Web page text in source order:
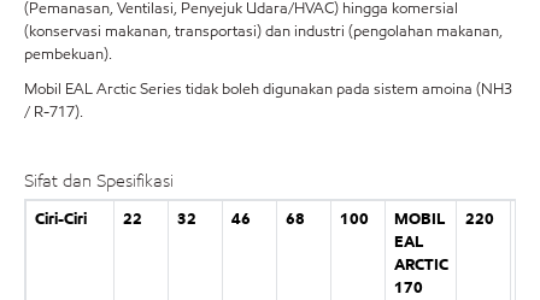
(Pemanasan, Ventilasi, Penyejuk Udara/HVAC) hingga komersial
(konservasi makanan, transportasi) dan industri (pengolahan makanan,
pembekuan).
Mobil EAL Arctic Series tidak boleh digunakan pada sistem amoina (NH3
/ R-717).
Sifat dan Spesifikasi
Ciri-Ciri 22 32 46 68 100
MOBIL
EAL
ARCTIC
170
220